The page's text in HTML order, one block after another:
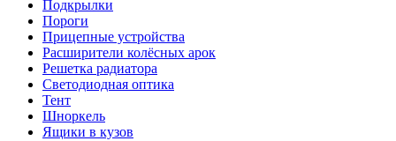
Подкрылки
Пороги
Прицепные устройства
Расширители колёсных арок
Решетка радиатора
Светодиодная оптика
Тент
Шноркель
Ящики в кузов